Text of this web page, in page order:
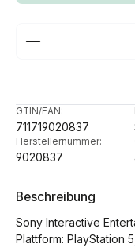
Produkt Anzahl:
GTIN/EAN:
711719020837
Herstellernummer:
9020837
Beschreibung
Sony Interactive
Plattform: PlayStation